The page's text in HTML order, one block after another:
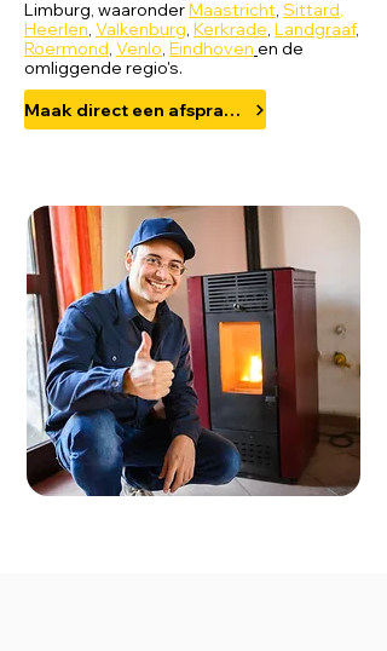
Limburg, waaronderMaastricht, Sittard,
Heerlen, Valkenburg, Kerkrade, Landgraaf,
Roermond, Venlo, Eindhoven en de
omliggende regio's.
Maak direct een afspraak